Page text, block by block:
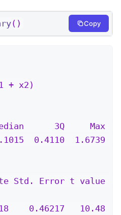
() Copy
+ x2)
0.4110  1.6739
0.46217   10.48